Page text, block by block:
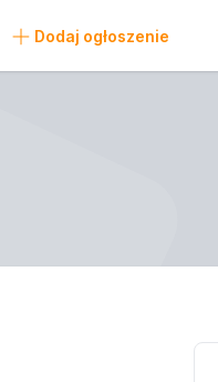
Dodaj ogłoszenie